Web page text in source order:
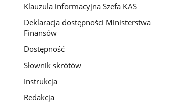
Klauzula informacyjna Szefa KAS
Deklaracja dostępności Ministerstwa
Finansów
Dostępność
Słownik skrótów
Instrukcja
Redakcja